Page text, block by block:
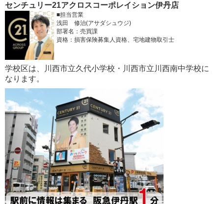
センチュリー21アクロスコーポレイション伊丹店
■担当営業
浅田 修治(アサダシュウジ)
部署名：売買課
資格：損害保険募集人資格、宅地建物取引士
学校区は、川西市立久代小学校・川西市立川西南中学校に
なります。